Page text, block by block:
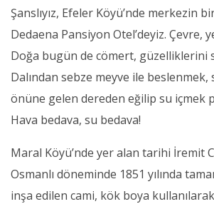
Şanslıyız, Efeler Köyü’nde merkezin
Dedaena Pansiyon Otel’deyiz. Çevre,
Doğa bugün de cömert, güzelliklerini
Dalından sebze meyve ile beslenmek,
önüne gelen dereden eğilip su içmek
Hava bedava, su bedava!
Maral Köyü’nde yer alan tarihi İremit
Osmanlı döneminde 1851 yılında
inşa edilen cami, kök boya